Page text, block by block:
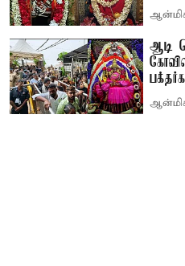
ஆடி